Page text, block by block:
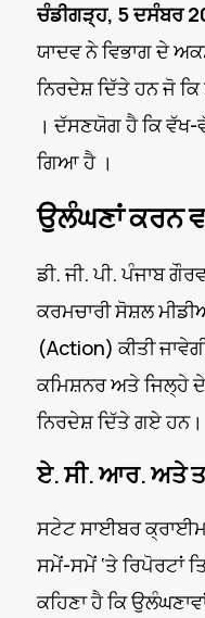
ਚੰਡੀਗੜ੍ਹ, 5 ਦਸੰਬਰ
ਯਾਦਵ ਨੇ ਵਿਭਾਗ ਦੇ
ਨਿਰਦੇਸ਼ ਦਿੱਤੇ ਹਨ ਜੋ
। ਦੱਸਣਯੋਗ ਹੈ ਕਿ
ਗਿਆ ਹੈ ।
ਉਲੰਘਣਾਂ ਕਰਨ
ਡੀ. ਜੀ. ਪੀ. ਪੰਜਾਬ
ਕਰਮਚਾਰੀ ਸੋਸ਼ਲ
(Action) ਕੀਤੀ
ਕਮਿਸ਼ਨਰ ਅਤੇ ਜਿਲ੍ਹੇ
ਨਿਰਦੇਸ਼ ਦਿੱਤੇ ਗਏ ਹਨ।
ਏ. ਸੀ. ਆਰ. ਅਤੇ
ਸਟੇਟ ਸਾਈਬਰ ਕ੍ਰਾਈਮ
ਸਮੇਂ-ਸਮੇਂ ‘ਤੇ ਰਿਪੋਰਟਾਂ
ਕਹਿਣਾ ਹੈ ਕਿ